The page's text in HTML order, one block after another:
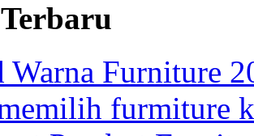
Warna Furniture
furmiture